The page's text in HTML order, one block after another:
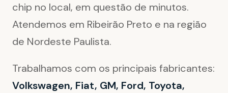
chip no local, em questão de minutos.
Atendemos em Ribeirão Preto e na região
de Nordeste Paulista.
Trabalhamos com os principais fabricantes:
Volkswagen, Fiat, GM, Ford, Toyota,